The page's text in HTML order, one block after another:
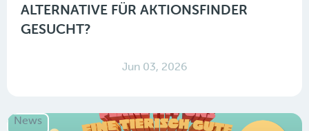
ALTERNATIVE FÜR AKTIONSFINDER
GESUCHT?
Jun 03, 2026
News